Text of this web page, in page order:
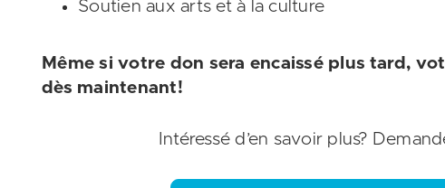
Soutien aux arts et à la culture
Même si votre don sera encaissé plus tard,
dès maintenant!
Intéressé d’en savoir plus?